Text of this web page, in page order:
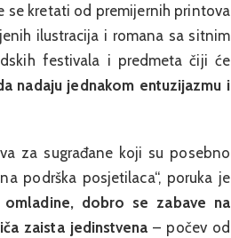
se kretati od premijernih printova
ilustracija i romana sa sitnim
festivala i predmeta čiji će
nadaju jednakom entuzijazmu i
za sugrađane koji su posebno
podrška posjetilaca“, poruka je
dobro se zabave na
zaista jedinstvena– počev od